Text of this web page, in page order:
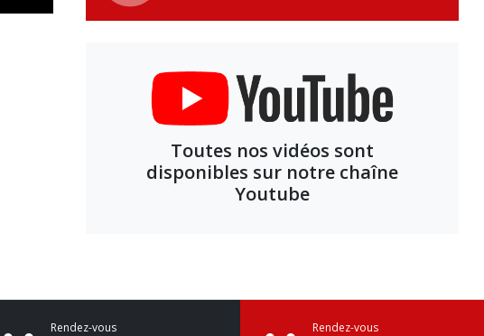
Toutes nos vidéos sont
disponibles sur notre chaîne
Youtube
Rendez-vous Rendez-vous